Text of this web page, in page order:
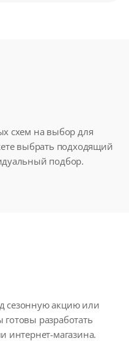
схем на выбор для
выбрать подходящий
подбор.
сезонную акцию или
разработать
интернет-магазина.